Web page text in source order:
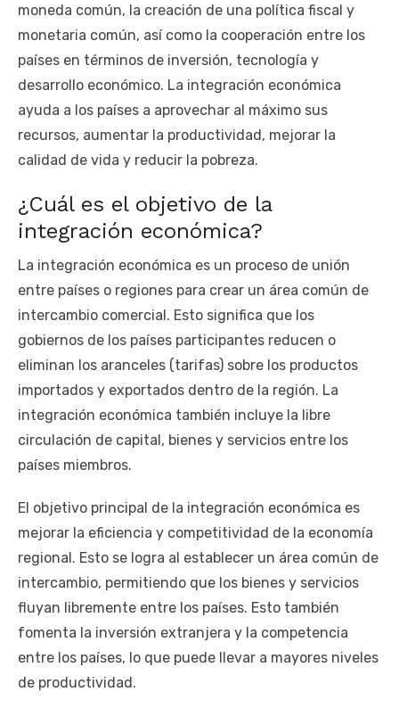
moneda común, la creación de una política fiscal y
monetaria común, así como la cooperación entre los
países en términos de inversión, tecnología y
desarrollo económico. La integración económica
ayuda a los países a aprovechar al máximo sus
recursos, aumentar la productividad, mejorar la
calidad de vida y reducir la pobreza.
¿Cuál es el objetivo de la
integración económica?
La integración económica es un proceso de unión
entre países o regiones para crear un área común de
intercambio comercial. Esto significa que los
gobiernos de los países participantes reducen o
eliminan los aranceles (tarifas) sobre los productos
importados y exportados dentro de la región. La
integración económica también incluye la libre
circulación de capital, bienes y servicios entre los
países miembros.
El objetivo principal de la integración económica es
mejorar la eficiencia y competitividad de la economía
regional. Esto se logra al establecer un área común de
intercambio, permitiendo que los bienes y servicios
fluyan libremente entre los países. Esto también
fomenta la inversión extranjera y la competencia
entre los países, lo que puede llevar a mayores niveles
de productividad.